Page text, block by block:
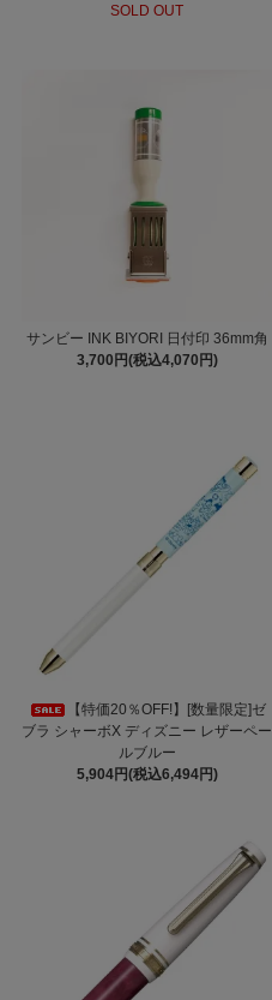
SOLD OUT
サンビー INK BIYORI 日付印 36mm角
3,700円(税込4,070円)
【特価20％OFF!】[数量限定]ゼ
ブラ シャーボX ディズニー レザーペー
ルブルー
5,904円(税込6,494円)